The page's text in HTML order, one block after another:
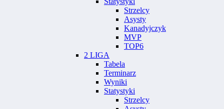
Strzelcy
Asysty
Kanadyjczyk
MVP
TOP6
2 LIGA
Tabela
Terminarz
Wyniki
Statystyki
Strzelcy